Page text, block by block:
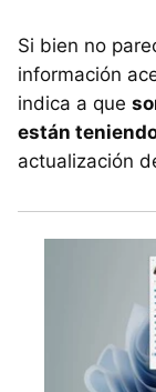
Si bien no
información
indica a que
están
actualización